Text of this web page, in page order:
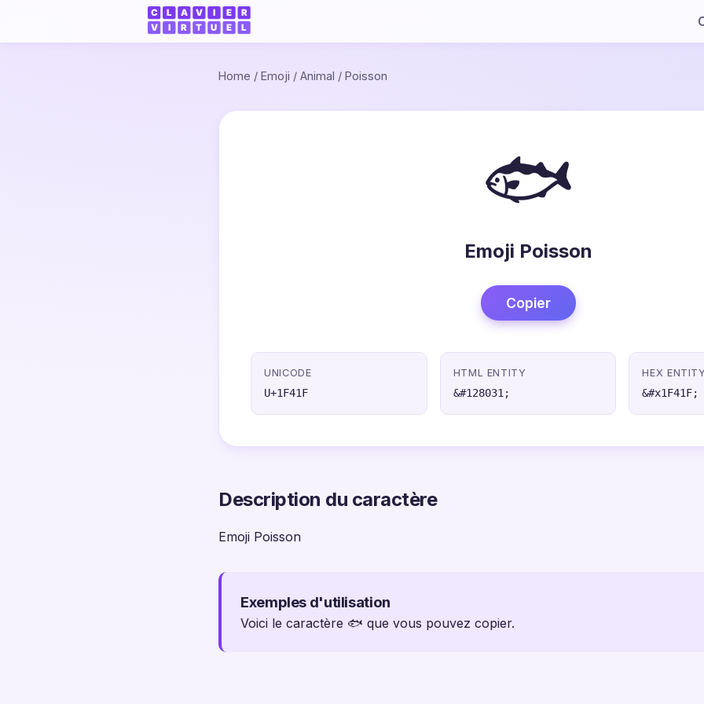
Home / Emoji / Animal / Poisson
🐟
Emoji Poisson
Copier
UNICODE
U+1F41F
HTML ENTITY
&#128031;
HEX
&#x1F41F;
Description du caractère
Emoji Poisson
Exemples d'utilisation
Voici le caractère 🐟 que vous pouvez copier.